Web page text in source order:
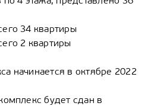
34 квартиры
2 квартиры
начинается в октябре 2022
будет сдан в